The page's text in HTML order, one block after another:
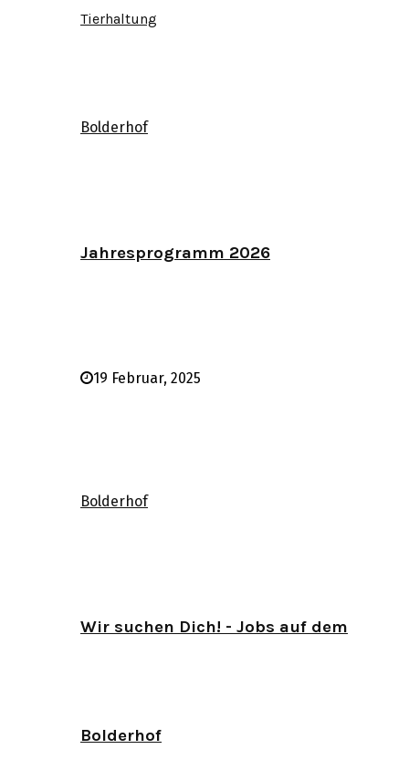
Tierhaltung
Bolderhof
Jahresprogramm 2026
19 Februar, 2025
Bolderhof
Wir suchen Dich! - Jobs auf dem
Bolderhof